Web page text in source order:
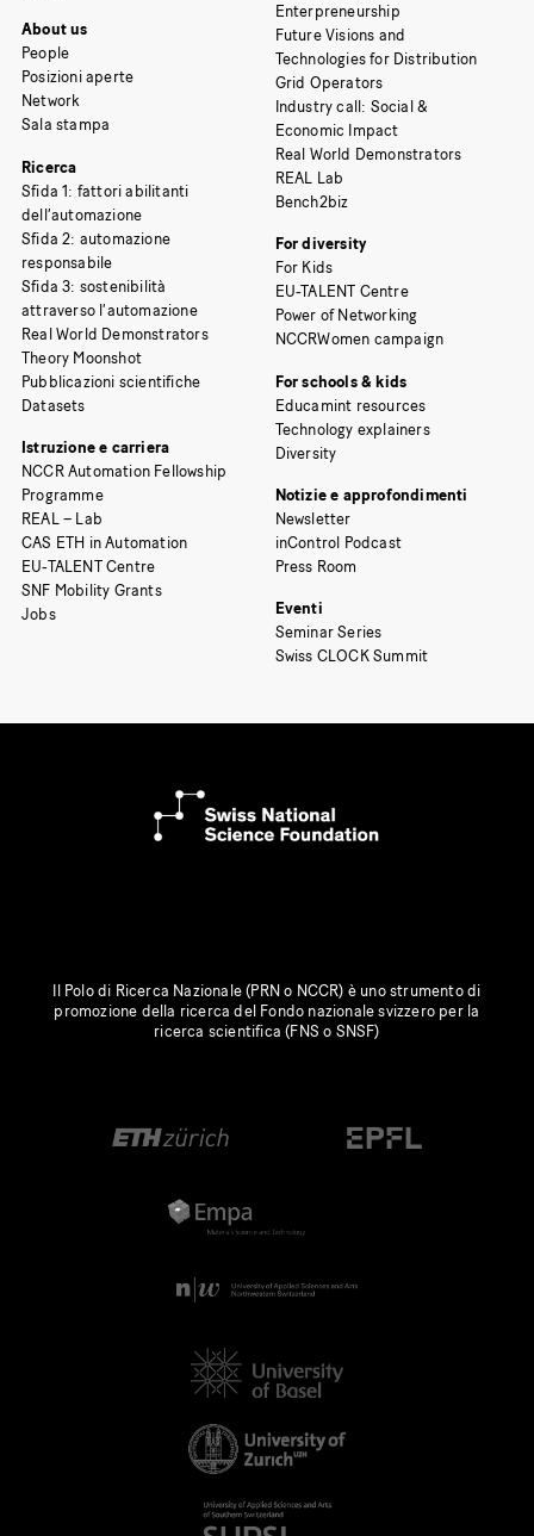
About us
People
Posizioni aperte
Network
Sala stampa
Ricerca
Sfida 1: fattori abilitanti
dell’automazione
Sfida 2: automazione
responsabile
Sfida 3: sostenibilità
attraverso l’automazione
Real World Demonstrators
Theory Moonshot
Pubblicazioni scientifiche
Datasets
Istruzione e carriera
NCCR Automation Fellowship
Programme
REAL – Lab
CAS ETH in Automation
EU-TALENT Centre
SNF Mobility Grants
Jobs
Enterpreneurship
Future Visions and
Technologies for Distribution
Grid Operators
Industry call: Social &
Economic Impact
Real World Demonstrators
REAL Lab
Bench2biz
For diversity
For Kids
EU-TALENT Centre
Power of Networking
NCCRWomen campaign
For schools & kids
Educamint resources
Technology explainers
Diversity
Notizie e approfondimenti
Newsletter
inControl Podcast
Press Room
Eventi
Seminar Series
Swiss CLOCK Summit
Il Polo di Ricerca Nazionale (PRN o NCCR) è uno strumento di
promozione della ricerca del Fondo nazionale svizzero per la
ricerca scientifica (FNS o SNSF)